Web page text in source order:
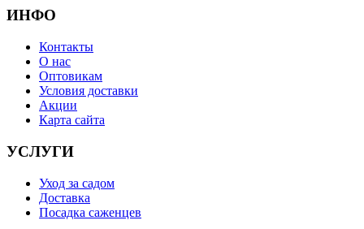
ИНФО
Контакты
О нас
Оптовикам
Условия доставки
Акции
Карта сайта
УСЛУГИ
Уход за садом
Доставка
Посадка саженцев